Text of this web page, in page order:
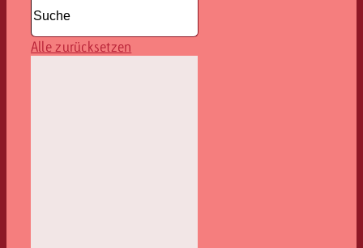
Alle zurücksetzen